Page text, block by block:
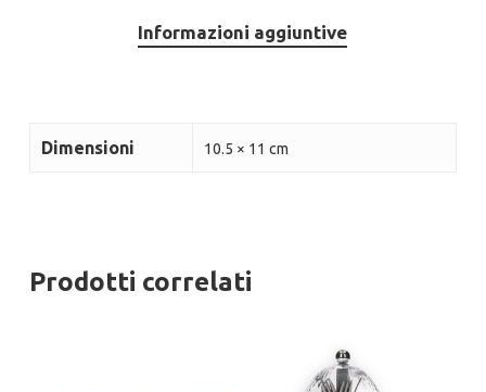
Informazioni aggiuntive
Dimensioni 10.5 × 11 cm
Prodotti correlati